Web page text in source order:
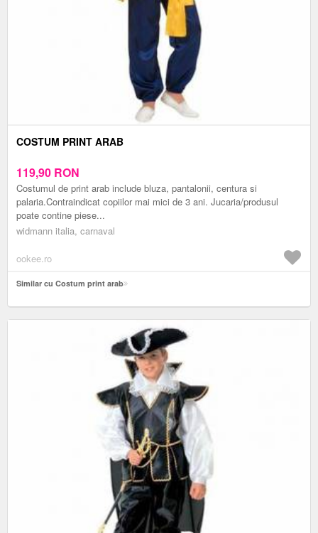
COSTUM PRINT ARAB
119,90 RON
Costumul de print arab include bluza, pantalonii, centura si
palaria.Contraindicat copiilor mai mici de 3 ani. Jucaria/produsul
poate contine piese...
widmann italia, carnaval
ookee.ro
Similar cu Costum print arab